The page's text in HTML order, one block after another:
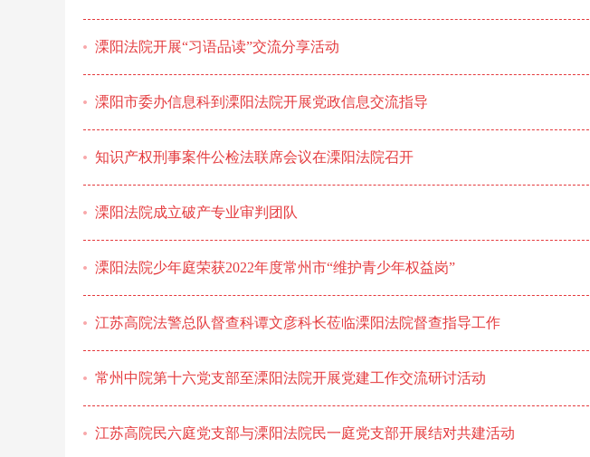
溧阳法院开展“习语品读”交流分享活动
溧阳市委办信息科到溧阳法院开展党政信息交流指导
知识产权刑事案件公检法联席会议在溧阳法院召开
溧阳法院成立破产专业审判团队
溧阳法院少年庭荣获2022年度常州市“维护青少年权益岗”
江苏高院法警总队督查科谭文彦科长莅临溧阳法院督查指导工作
常州中院第十六党支部至溧阳法院开展党建工作交流研讨活动
江苏高院民六庭党支部与溧阳法院民一庭党支部开展结对共建活动